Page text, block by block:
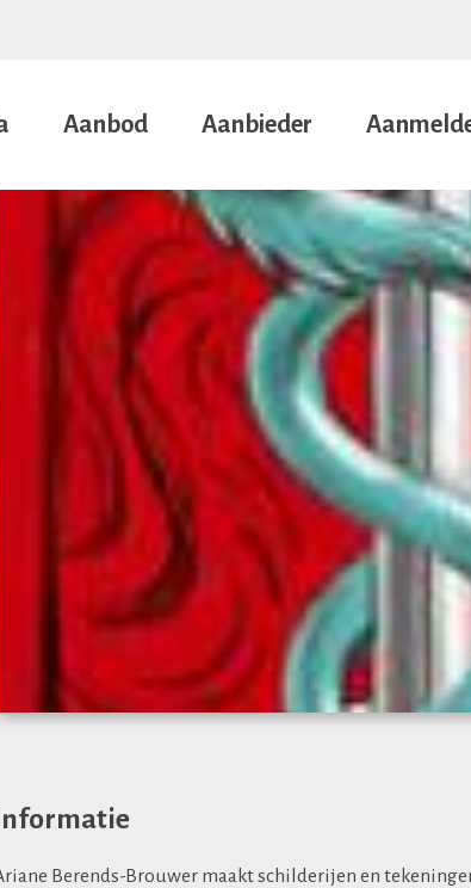
Aanbod Aanbieder
Berends-Brouwer maakt schilderijen en